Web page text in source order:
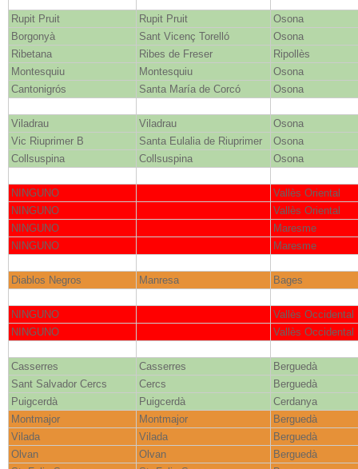
Rupit Pruit Rupit Pruit
Osona
Borgonyà
Sant Vicenç Torelló
Osona
Ribetana
Ribes de Freser
Ripollès
Montesquiu
Montesquiu
Osona
Cantonigrós
Santa María de Corcó Osona
Viladrau Viladrau
Osona
Vic Riuprimer B
Santa Eulalia de Riuprimer
Osona
Collsuspina
Collsuspina Osona
NINGUNO
Vallès Oriental
NINGUNO
Vallès Oriental
NINGUNO
Maresme
NINGUNO
Maresme
Diablos Negros Manresa Bages
NINGUNO
Vallès Occidental
NINGUNO
Vallès Occidental
Casserres Casserres
Berguedà
Sant Salvador Cercs
Cercs
Berguedà
Puigcerdà
Puigcerdà
Cerdanya
Montmajor
Montmajor
Berguedà
Vilada
Vilada
Berguedà
Olvan
Olvan
Berguedà